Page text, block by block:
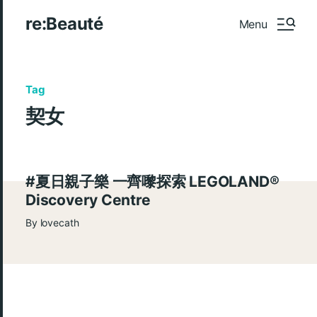
re:Beauté Menu
Tag
契女
#夏日親子樂 一齊嚟探索 LEGOLAND®️
Discovery Centre
By lovecath